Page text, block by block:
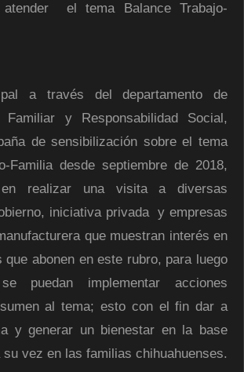
atender el tema Balance Trabajo-
a través del departamento de
Familiar y Responsabilidad Social,
de sensibilización sobre el tema
Familia desde septiembre de 2018,
realizar una visita a diversas
iniciativa privada y empresas
que muestran interés en
abonen en este rubro, para luego
puedan implementar acciones
al tema; esto con el fin dar a
y generar un bienestar en la base
vez en las familias chihuahuenses.